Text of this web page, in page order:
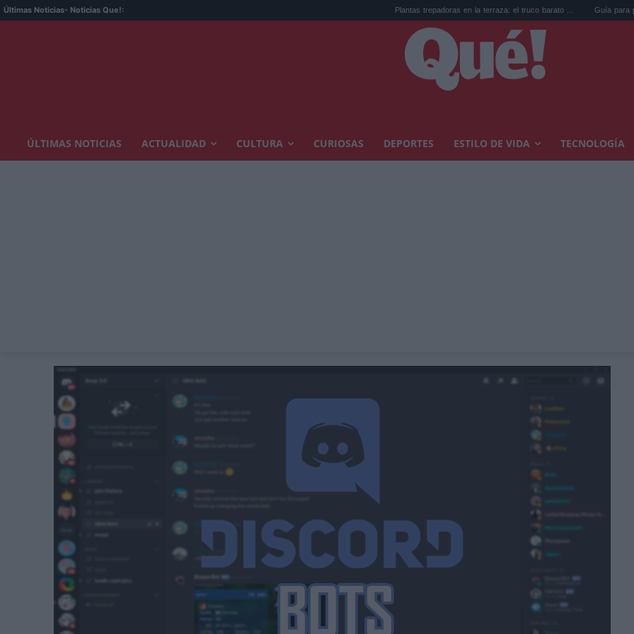
Últimas Noticias- Noticias Que!: Plantas trepadoras en la terraza: el truco barato ... Guía para pintar muebles
ÚLTIMAS NOTICIAS ACTUALIDAD CULTURA CURIOSAS DEPORTES ESTILO DE VIDA TECNOLOGÍA